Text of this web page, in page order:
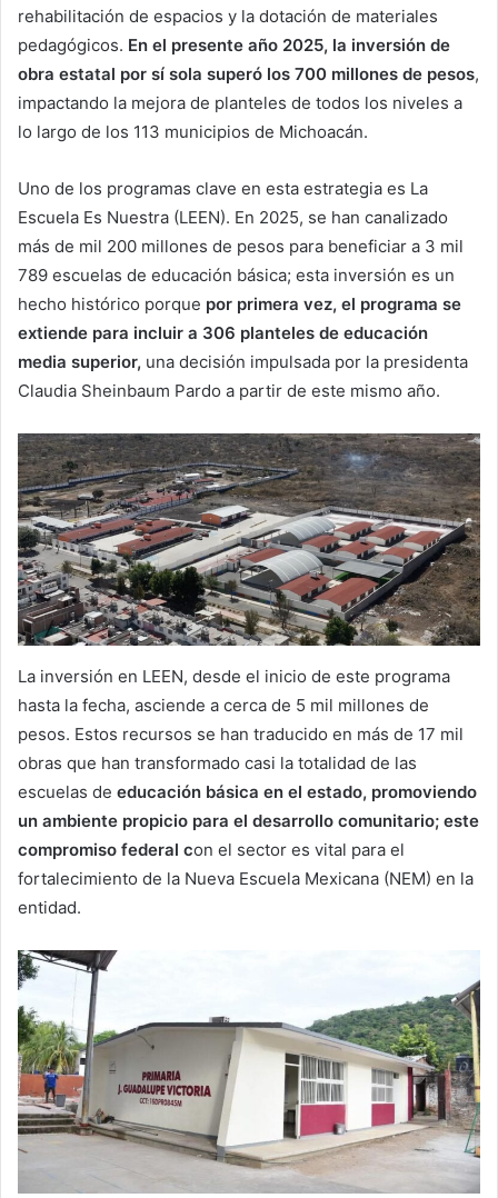
rehabilitación de espacios y la dotación de materiales
pedagógicos. En el presente año 2025, la inversión de
obra estatal por sí sola superó los 700 millones de pesos,
impactando la mejora de planteles de todos los niveles a
lo largo de los 113 municipios de Michoacán.
Uno de los programas clave en esta estrategia es La
Escuela Es Nuestra (LEEN). En 2025, se han canalizado
más de mil 200 millones de pesos para beneficiar a 3 mil
789 escuelas de educación básica; esta inversión es un
hecho histórico porque por primera vez, el programa se
extiende para incluir a 306 planteles de educación
media superior, una decisión impulsada por la presidenta
Claudia Sheinbaum Pardo a partir de este mismo año.
La inversión en LEEN, desde el inicio de este programa
hasta la fecha, asciende a cerca de 5 mil millones de
pesos. Estos recursos se han traducido en más de 17 mil
obras que han transformado casi la totalidad de las
escuelas de educación básica en el estado, promoviendo
un ambiente propicio para el desarrollo comunitario; este
compromiso federal con el sector es vital para el
fortalecimiento de la Nueva Escuela Mexicana (NEM) en la
entidad.